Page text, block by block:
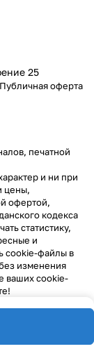
25
Публичная оферта
печатной
и ни при
цены,
офертой,
кодекса
статистику,
и
cookie-файлы в
изменения
ваших cookie-